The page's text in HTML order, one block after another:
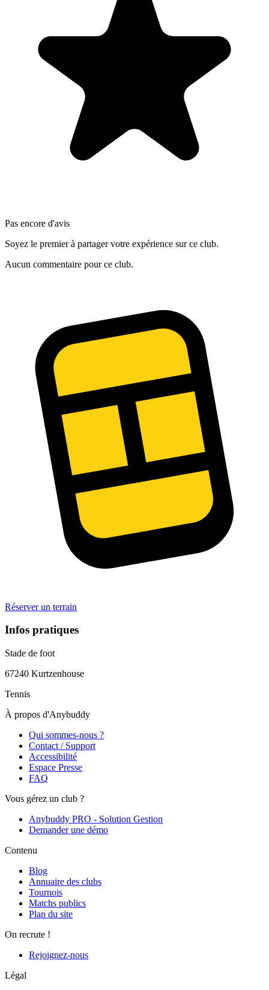
Pas encore d'avis
Soyez le premier à partager votre expérience sur ce club.
Aucun commentaire pour ce club.
Réserver un terrain
Infos pratiques
Stade de foot
67240 Kurtzenhouse
Tennis
À propos d'Anybuddy
Qui sommes-nous ?
Contact / Support
Accessibilité
Espace Presse
FAQ
Vous gérez un club ?
Anybuddy PRO - Solution Gestion
Demander une démo
Contenu
Blog
Annuaire des clubs
Tournois
Matchs publics
Plan du site
On recrute !
Rejoignez-nous
Légal